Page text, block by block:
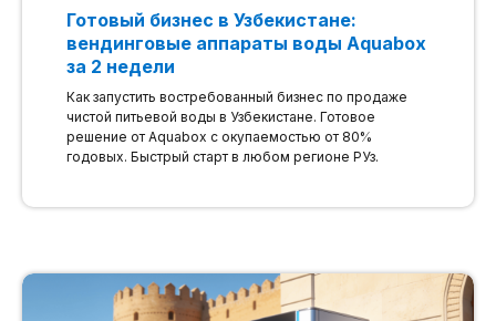
Готовый бизнес в Узбекистане:
вендинговые аппараты воды Aquabox
за 2 недели
Как запустить востребованный бизнес по продаже
чистой питьевой воды в Узбекистане. Готовое
решение от Aquabox с окупаемостью от 80%
годовых. Быстрый старт в любом регионе РУз.